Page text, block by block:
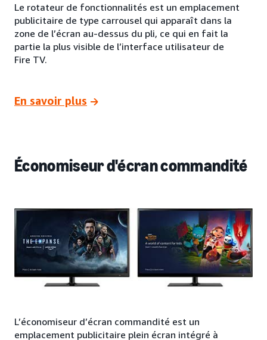
Le rotateur de fonctionnalités est un emplacement
publicitaire de type carrousel qui apparaît dans la
zone de l’écran au-dessus du pli, ce qui en fait la
partie la plus visible de l’interface utilisateur de
Fire TV.
En savoir plus
Économiseur d'écran commandité
L’économiseur d’écran commandité est un
emplacement publicitaire plein écran intégré à